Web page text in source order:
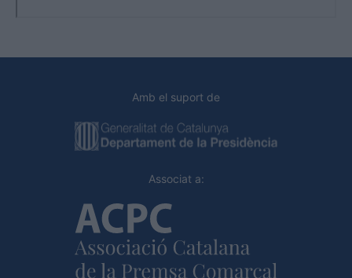
Amb el suport de
Associat a: